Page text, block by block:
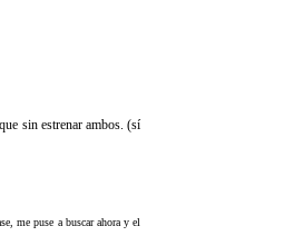
sin estrenar ambos. (sí
me puse a buscar ahora y el